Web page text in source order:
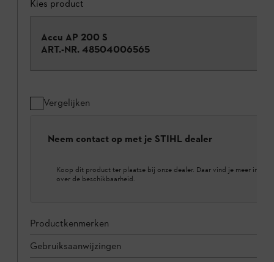
Kies product
Accu AP 200 S
ART.-NR. 48504006565
Vergelijken
Neem contact op met je STIHL dealer
Koop dit product ter plaatse bij onze dealer. Daar vind je meer
over de beschikbaarheid.
Productkenmerken
Gebruiksaanwijzingen